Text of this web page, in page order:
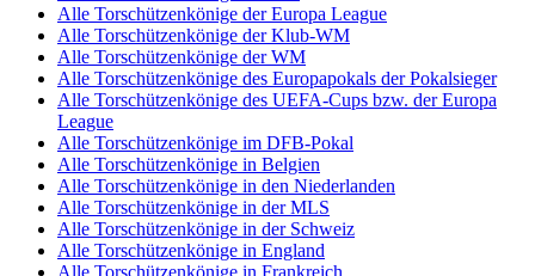
Alle Torschützenkönige der Europa League
Alle Torschützenkönige der Klub-WM
Alle Torschützenkönige der WM
Alle Torschützenkönige des Europapokals der Pokalsieger
Alle Torschützenkönige des UEFA-Cups bzw. der Europa
League
Alle Torschützenkönige im DFB-Pokal
Alle Torschützenkönige in Belgien
Alle Torschützenkönige in den Niederlanden
Alle Torschützenkönige in der MLS
Alle Torschützenkönige in der Schweiz
Alle Torschützenkönige in England
Alle Torschützenkönige in Frankreich